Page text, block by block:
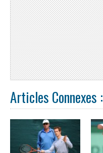
Articles Connexes :